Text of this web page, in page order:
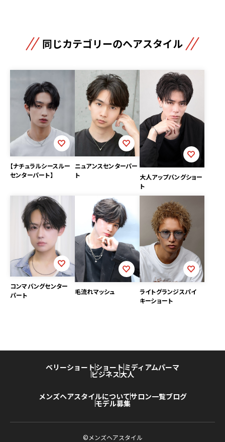
同じカテゴリーのヘアスタイル
【ナチュラルシースルー
センターパート】
ニュアンスセンターパー
ト
大人アップバングショー
ト
コンマバングセンター
パート
毛流れマッシュ
ライトグランジスパイ
キーショート
ベリーショートショート ミディアムパーマ
ビジネス大人
メンズヘアスタイルについてサロン一覧ブログ
モデル募集
©メンズヘアスタイル